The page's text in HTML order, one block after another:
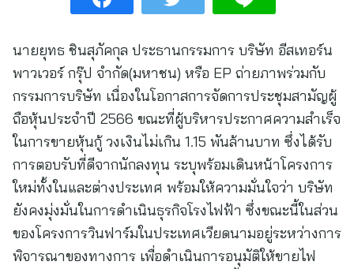
นายยุทธ ชินสุภัคกุล ประธานกรรมการ บริษัท อีสเทอร์น
พาวเวอร์ กรุ๊ป จำกัด(มหาชน) หรือ EP ถ่ายภาพร่วมกับ
กรรมการบริษัท เนื่องในโอกาสการจัดการประชุมสามัญผู้
ถือหุ้นประจำปี 2566 ขณะที่ผู้บริหารประกาศความสำเร็จ
ในการขายหุ้นกู้ วงเงินไม่เกิน 1.15 พันล้านบาท ซึ่งได้รับ
การตอบรับที่ดีจากนักลงทุน ระบุพร้อมเดินหน้าโครงการ
ใหม่ทั้งในและต่างประเทศ พร้อมให้ความมั่นใจว่า บริษัท
ยังคงมุ่งมั่นในการดำเนินธุรกิจโรงไฟฟ้า ซึ่งขณะนี้ในส่วน
ของโครงการวินฟาร์มในประเทศเวียดนามอยู่ระหว่างการ
พิจารณาของทางการ เพื่อดำเนินการอนุมัติให้ขายไฟ